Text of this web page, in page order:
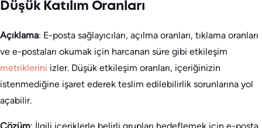
Düşük Katılım Oranları
Açıklama: E-posta sağlayıcıları, açılma oranları, tıklama oranları
ve e-postaları okumak için harcanan süre gibi etkileşim
metriklerini izler. Düşük etkileşim oranları, içeriğinizin
istenmediğine işaret ederek teslim edilebilirlik sorunlarına yol
açabilir.